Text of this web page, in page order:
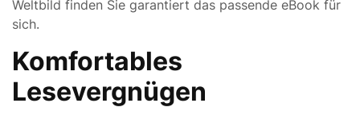
Weltbild finden Sie garantiert das passende eBook für
sich.
Komfortables
Lesevergnügen